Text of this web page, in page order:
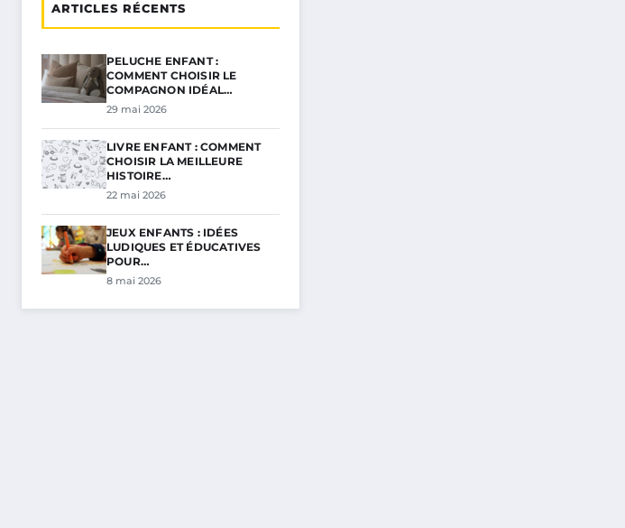
ARTICLES RÉCENTS
PELUCHE ENFANT :
COMMENT CHOISIR LE
COMPAGNON IDÉAL…
29 mai 2026
LIVRE ENFANT : COMMENT
CHOISIR LA MEILLEURE
HISTOIRE…
22 mai 2026
JEUX ENFANTS : IDÉES
LUDIQUES ET ÉDUCATIVES
POUR…
8 mai 2026